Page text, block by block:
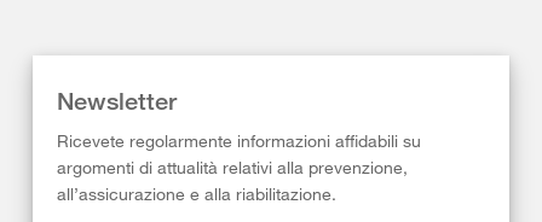
Newsletter
Ricevete regolarmente informazioni affidabili su
argomenti di attualità relativi alla prevenzione,
all’assicurazione e alla riabilitazione.